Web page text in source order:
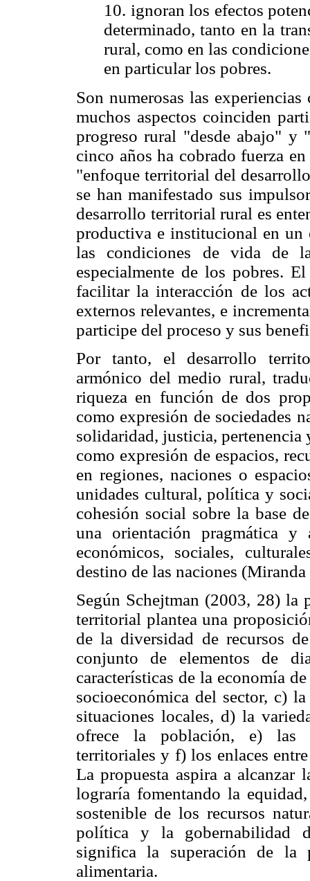
10. ignoran los efectos
determinado, tanto en la
rural, como en las
en particular los pobres.
Son numerosas las
muchos aspectos coinciden
progreso rural "desde abajo" y
cinco años ha cobrado fuerza
"enfoque territorial del
se han manifestado sus
desarrollo territorial rural es
productiva e institucional en un
las condiciones de vida de
especialmente de los pobres.
facilitar la interacción de los
externos relevantes, e
participe del proceso y sus
Por tanto, el desarrollo
armónico del medio rural,
riqueza en función de dos
como expresión de sociedades
solidaridad, justicia,
como expresión de espacios,
en regiones, naciones o
unidades cultural, política y
cohesión social sobre la base
una orientación pragmática y
económicos, sociales,
destino de las naciones
Según Schejtman (2003, 28) la
territorial plantea una
de la diversidad de recursos
conjunto de elementos de
características de la economía
socioeconómica del sector, c)
situaciones locales, d) la
ofrece la población, e) las
territoriales y f) los enlaces
La propuesta aspira a alcanzar
lograría fomentando la
sostenible de los recursos
política y la gobernabilidad
significa la superación de la
alimentaria.